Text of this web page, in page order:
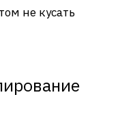
не кусать